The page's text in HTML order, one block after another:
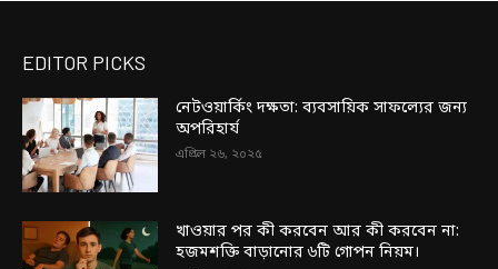
EDITOR PICKS
নেটওয়ার্কিং দক্ষতা: ব্যবসায়িক সাফল্যের জন্য
অপরিহার্য
এপ্রিল ২৬, ২০২৫
খাওয়ার পর কী করবেন আর কী করবেন না:
হজমশক্তি বাড়ানোর ৬টি গোপন নিয়ম।